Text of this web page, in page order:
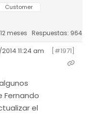
Customer
meses Respuestas: 964
11:24 am [#1971]
Fernando
el